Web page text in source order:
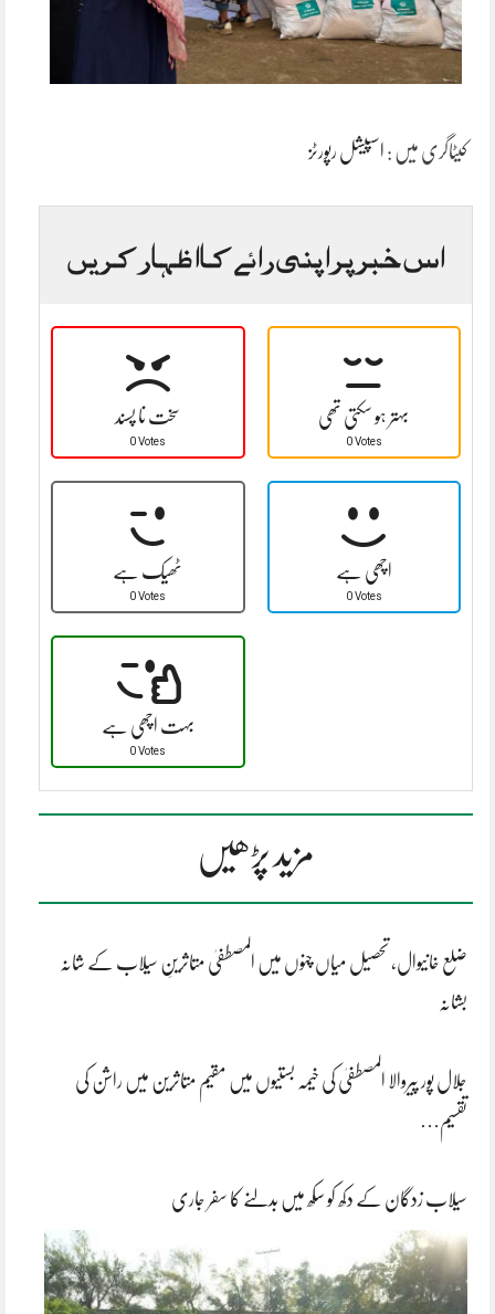
کیٹاگری میں : اسپیشل رپورٹز
اس خبر پر اپنی رائے کا اظہار کریں
سخت نا پسند
0 Votes
بہتر ہو سکتی تھی
0 Votes
ٹھیک ہے
0 Votes
اچھی ہے
0 Votes
بہت اچھی ہے
0 Votes
مزید پڑھیں
ضلع خانیوال، تحصیل میاں چنوں میں المصطفیٰ متاثرینِ سیلاب کے شانہ
بشانہ
جلال پور پیروالا المصطفیٰ کی خیمہ بستیوں میں مقیم متاثرین میں راشن کی
تقسیم…
سیلاب زدگان کے دکھ کو سکھ میں بدلنے کا سفر جاری